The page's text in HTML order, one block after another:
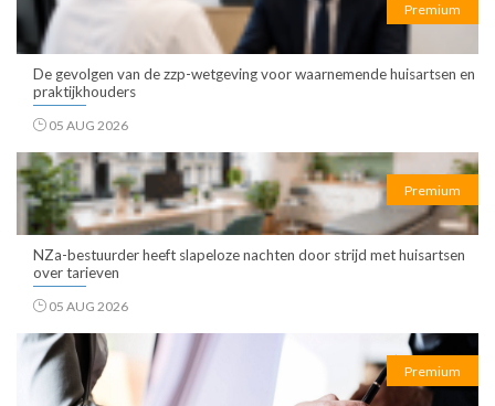
Premium
De gevolgen van de zzp-wetgeving voor waarnemende huisartsen en
praktijkhouders
05 AUG 2026
Premium
NZa-bestuurder heeft slapeloze nachten door strijd met huisartsen
over tarieven
05 AUG 2026
Premium